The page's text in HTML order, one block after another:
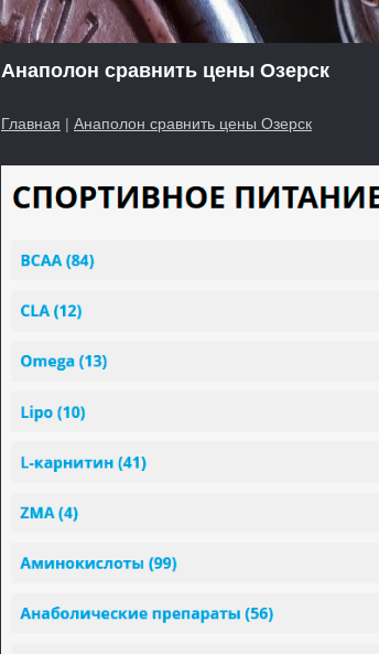
Анаполон сравнить цены Озерск
Главная | Анаполон сравнить цены Озерск